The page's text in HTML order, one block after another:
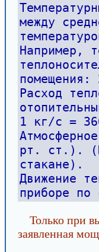
между
Например,
помещения:
Расход
1 кг/с =
рт. ст.).
стакане).
Движение
приборе
Только при
заявленная